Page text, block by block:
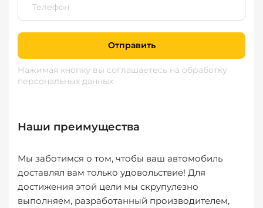
Отправить
Нажимая кнопку вы соглашаетесь на обработку
персональных данных
Наши преимущества
Мы заботимся о том, чтобы ваш автомобиль
доставлял вам только удовольствие! Для
достижения этой цели мы скрупулезно
выполняем, разработанный производителем,